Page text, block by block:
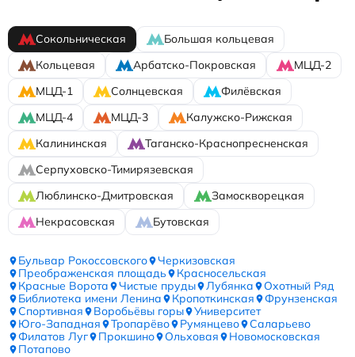
Сокольническая
Большая кольцевая
Кольцевая
Арбатско-Покровская
МЦД-2
МЦД-1
Солнцевская
Филёвская
МЦД-4
МЦД-3
Калужско-Рижская
Калининская
Таганско-Краснопресненская
Серпуховско-Тимирязевская
Люблинско-Дмитровская
Замоскворецкая
Некрасовская
Бутовская
Бульвар Рокоссовского
Черкизовская
Преображенская площадь
Красносельская
Красные Ворота
Чистые пруды Лубянка
Охотный Ряд
Библиотека имени Ленина
Кропоткинская
Фрунзенская
Спортивная
Воробьёвы горы
Университет
Юго-Западная
Тропарёво Румянцево
Саларьево
Филатов Луг
Прокшино Ольховая
Новомосковская
Потапово